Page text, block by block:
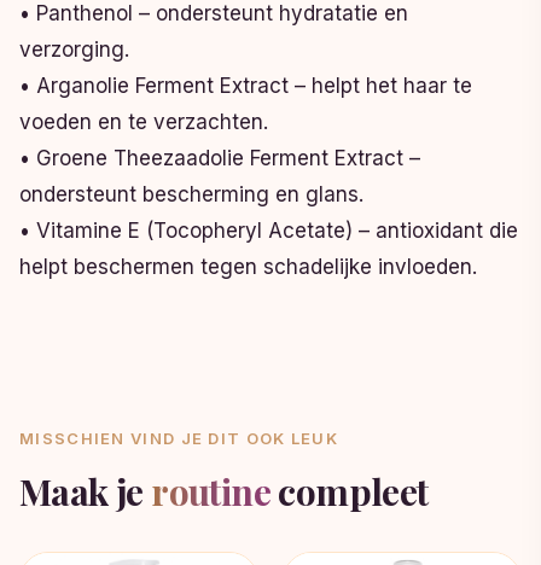
• Panthenol – ondersteunt hydratatie en
verzorging.
• Arganolie Ferment Extract – helpt het haar te
voeden en te verzachten.
• Groene Theezaadolie Ferment Extract –
ondersteunt bescherming en glans.
• Vitamine E (Tocopheryl Acetate) – antioxidant die
helpt beschermen tegen schadelijke invloeden.
MISSCHIEN VIND JE DIT OOK LEUK
Maak je routinecompleet